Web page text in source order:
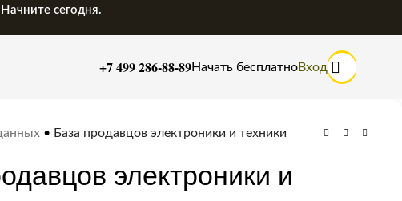
Начните сегодня.
+7 499 286-88-89Начать бесплатноВход
• База продавцов электроники и техники
электроники и